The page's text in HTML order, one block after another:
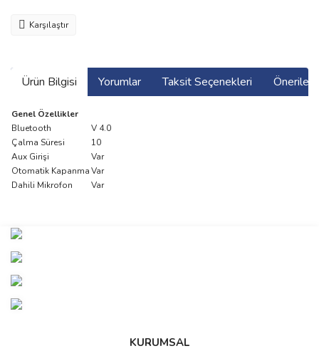
Karşılaştır
Ürün Bilgisi Yorumlar Taksit Seçenekleri
Genel Özellikler
Bluetooth
V 4.0
Çalma Süresi
10
Aux Girişi
Var
Otomatik KapanmaVar
Dahili Mikrofon
Var
konularda yetersiz gördüğünüz noktaları öneri formunu kullanarak
Görüş ve önerileriniz için teşekkür ederiz.
Ürün bilgilerinde hatalar bulunuyor.
KURUMSAL